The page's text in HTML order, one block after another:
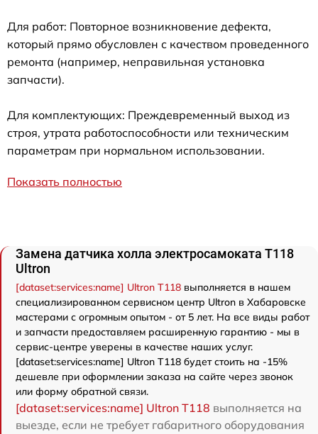
Для работ: Повторное возникновение дефекта,
который прямо обусловлен с качеством проведенного
ремонта (например, неправильная установка
запчасти).
Для комплектующих: Преждевременный выход из
строя, утрата работоспособности или техническим
параметрам при нормальном использовании.
Показать полностью
Замена датчика холла электросамоката T118
Ultron
[dataset:services:name] Ultron T118 выполняется в нашем
специализированном сервисном центр Ultron в Хабаровске
мастерами с огромным опытом - от 5 лет. На все виды работ
и запчасти предоставляем расширенную гарантию - мы в
сервис-центре уверены в качестве наших услуг.
[dataset:services:name] Ultron T118 будет стоить на -15%
дешевле при оформлении заказа на сайте через звонок
или форму обратной связи.
[dataset:services:name] Ultron T118 выполняется на
выезде, если не требует габаритного оборудования